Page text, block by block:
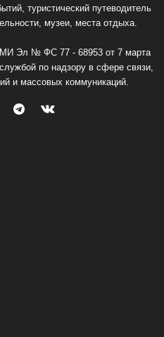
туристический путеводитель
музеи, места отдыха.
Эл № ФС 77 - 68953 от 7 марта
по надзору в сфере связи,
и массовых коммуникаций.